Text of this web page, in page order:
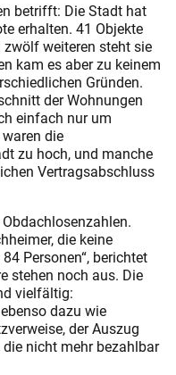
betrifft: Die Stadt hat
erhalten. 41 Objekte
weiteren steht sie
kam es aber zu keinem
Gründen.
der Wohnungen
einfach nur um
die
zu hoch, und manche
Vertragsabschluss
die keine
Personen“, berichtet
stehen noch aus. Die
vielfältig:
dazu wie
der Auszug
nicht mehr bezahlbar